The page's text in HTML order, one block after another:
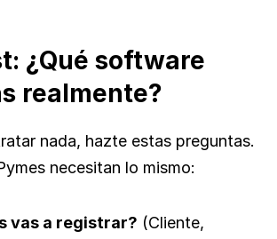
¿Qué software
realmente?
nada, hazte estas preguntas.
necesitan lo mismo:
vas a registrar? (Cliente,